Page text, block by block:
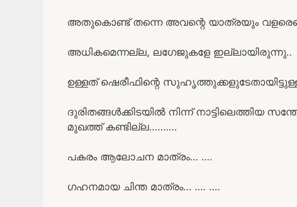
അതുകൊണ്ട് തന്നെ അവന്റെ യാത്രയും
അധികമെന്നല്ല, ലഗേജുകളേ ഇല്ലായിരുന്നു..
ഉള്ളത് ഷെരീഫിന്റെ
ദുരിതങ്ങൾക്കിടയിൽ നിന്ന്
മുഖത്ത് കണ്ടില്ല……….
പകരം ആലോചന മാത്രം… ….
ഗഹനമായ ചിന്ത മാത്രം… …. ….